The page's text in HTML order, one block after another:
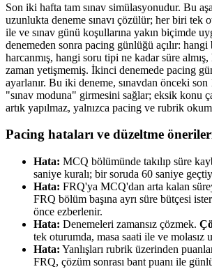
Son iki hafta tam sınav simülasyonudur. Bu
uzunlukta deneme sınavı çözülür; her biri tek
ile ve sınav günü koşullarına yakın biçimde
denemeden sonra pacing günlüğü açılır:
harcanmış, hangi soru tipi ne kadar süre
zaman yetişmemiş. İkinci denemede pacing
ayarlanır. Bu iki deneme, sınavdan önceki
"sınav moduna" girmesini sağlar; eksik konu
artık yapılmaz, yalnızca pacing ve rubrik
Pacing hataları ve düzeltme
Hata: MCQ bölümünde takılıp süre
saniye kuralı; bir soruda 60 saniye
Hata: FRQ'ya MCQ'dan arta kalan
FRQ bölüm başına ayrı süre bütçesi
önce ezberlenir.
Hata: Denemeleri zamansız çözmek.
tek oturumda, masa saati ile ve molasız
Hata: Yanlışları rubrik üzerinden
FRQ, çözüm sonrası bant puanı ile